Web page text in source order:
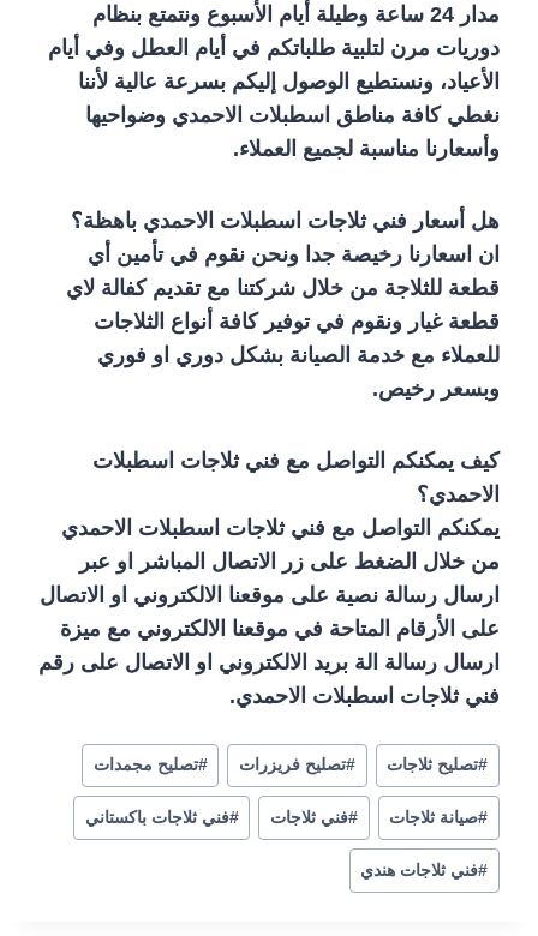
مدار 24 ساعة وطيلة أيام الأسبوع ونتمتع بنظام
دوريات مرن لتلبية طلباتكم في أيام العطل وفي أيام
الأعياد، ونستطيع الوصول إليكم بسرعة عالية لأننا
نغطي كافة مناطق اسطبلات الاحمدي وضواحيها
وأسعارنا مناسبة لجميع العملاء.
هل أسعار فني ثلاجات اسطبلات الاحمدي باهظة؟
ان اسعارنا رخيصة جدا ونحن نقوم في تأمين أي
قطعة للثلاجة من خلال شركتنا مع تقديم كفالة لاي
قطعة غيار ونقوم في توفير كافة أنواع الثلاجات
للعملاء مع خدمة الصيانة بشكل دوري او فوري
وبسعر رخيص.
كيف يمكنكم التواصل مع فني ثلاجات اسطبلات
الاحمدي؟
يمكنكم التواصل مع فني ثلاجات اسطبلات الاحمدي
من خلال الضغط على زر الاتصال المباشر او عبر
ارسال رسالة نصية على موقعنا الالكتروني او الاتصال
على الأرقام المتاحة في موقعنا الالكتروني مع ميزة
ارسال رسالة الة بريد الالكتروني او الاتصال على رقم
فني ثلاجات اسطبلات الاحمدي.
#تصليح ثلاجات #تصليح فريزرات #تصليح مجمدات
#صيانة ثلاجات #فني ثلاجات #فني ثلاجات باكستاني
#فني ثلاجات هندي